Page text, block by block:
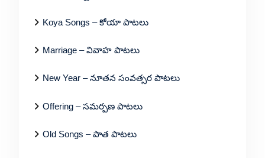
Koya Songs – కోయా పాటలు
Marriage – వివాహ పాటలు
New Year – నూతన సంవత్సర పాటలు
Offering – సమర్పణ పాటలు
Old Songs – పాత పాటలు